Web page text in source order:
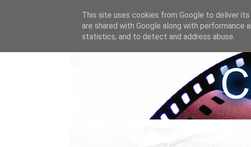
This site uses cookies from Google to deliver
are shared with Google along with
statistics, and to detect and address abuse.